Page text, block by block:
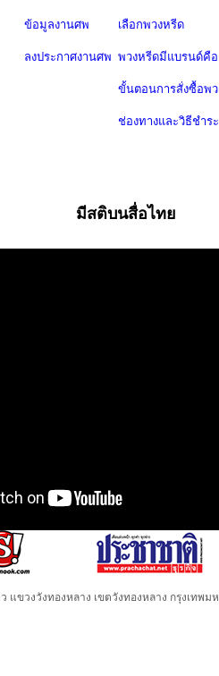
ข้อมูลงานศพ
ลงประกาศงานศพ
เลือกพวงหรีด
พวงหรีดมีแบรนด์คือ
ขั้นตอนการสั่งซื้อพ
ช่องทางและวิธีชำร
มีสติบนสื่อไทย
แขวงวังทองหลาง เขตวังทองหลาง กรุงเทพ